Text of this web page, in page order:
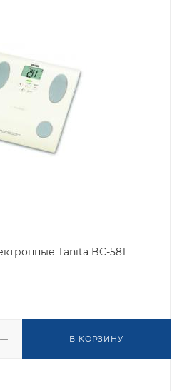
Tanita BC-581
В КОРЗИНУ